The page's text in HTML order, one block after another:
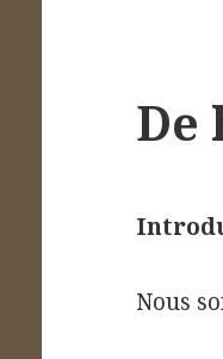
De
Nous